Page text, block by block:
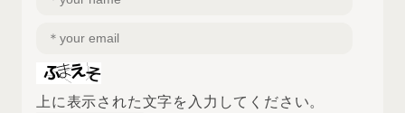
上に表示された文字を入力してください。